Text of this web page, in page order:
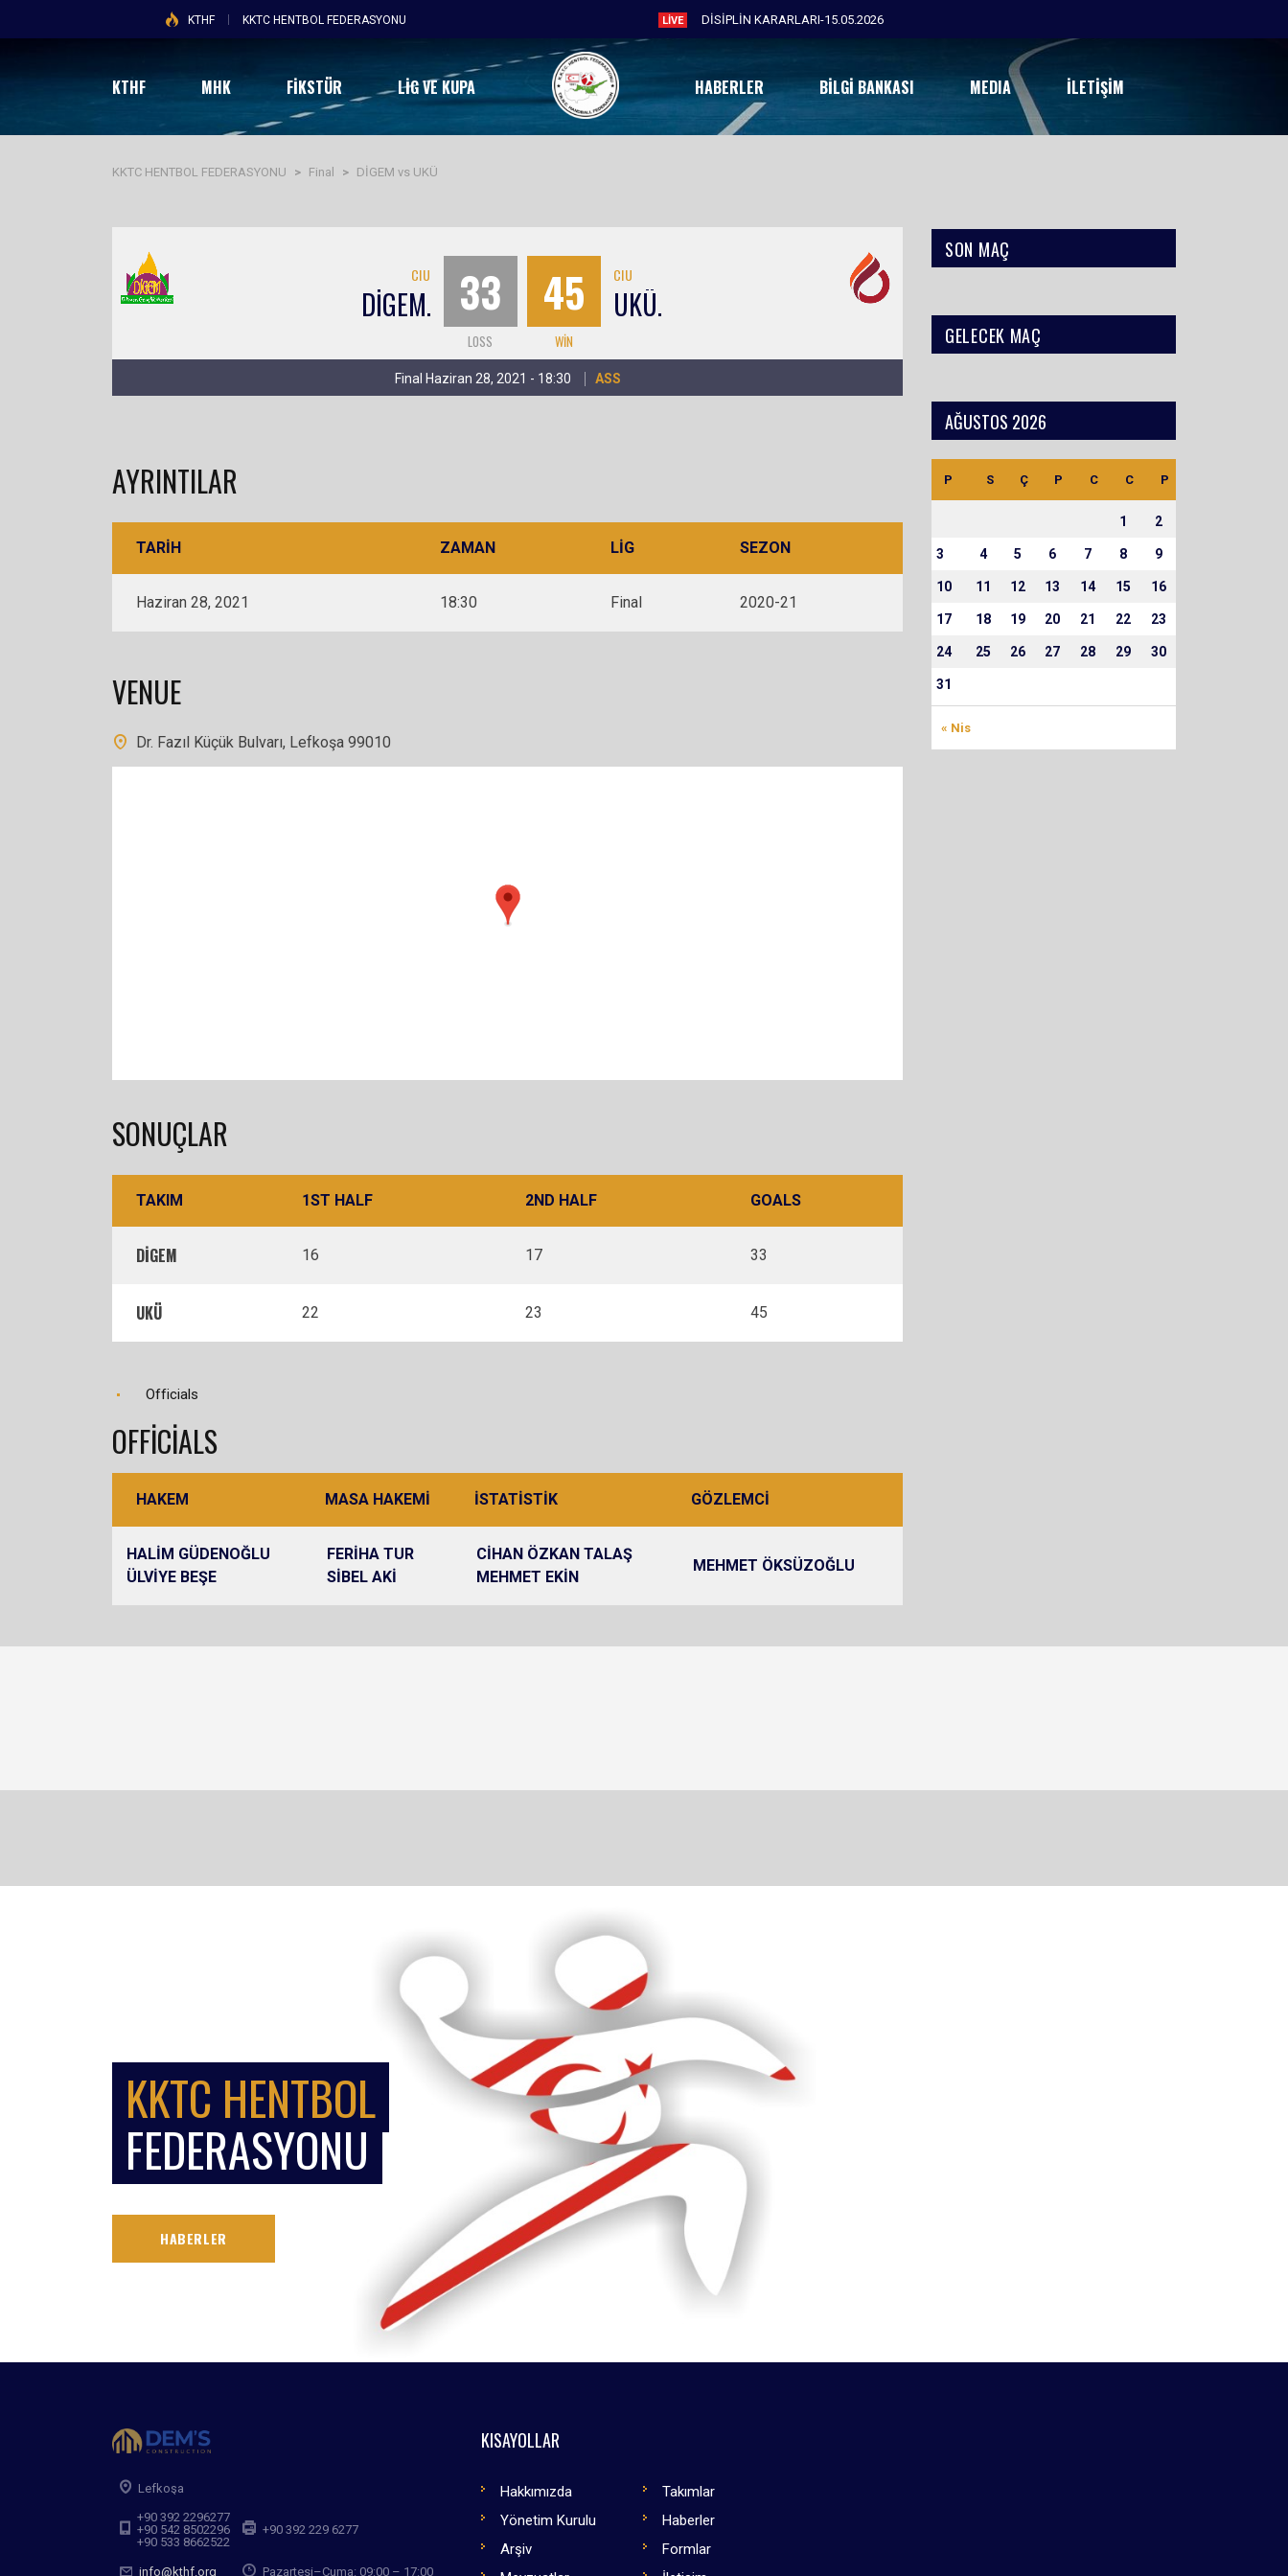
KTHF KKTC HENTBOL FEDERASYONU LIVE DİSİPLİN KARARLARI-15.05.2026
KTHF MHK FİKSTÜR LIG VE KUPA HABERLER BILGI BANKASI MEDIA İLETIŞIM
KKTC HENTBOL FEDERASYONU > Final > DİGEM vs UKÜ
CIU
DİGEM. 33
LOSS
45
WIN
CIU
UKÜ.
Final Haziran 28, 2021 - 18:30 ASS
AYRINTILAR
TARIH ZAMAN LIG SEZON
Haziran 28, 2021 18:30 Final 2020-21
VENUE
Dr. Fazıl Küçük Bulvarı, Lefkoşa 99010
SONUÇLAR
TAKIM 1ST HALF 2ND HALF GOALS
DİGEM 16 17 33
UKÜ 22 23 45
Officials
OFFICIALS
HAKEM MASA HAKEMİ İSTATİSTİK GÖZLEMCİ
HALİM GÜDENOĞLU
ÜLVİYE BEŞE
FERİHA TUR
SİBEL AKİ
CİHAN ÖZKAN TALAŞ
MEHMET EKİN
MEHMET ÖKSÜZOĞLU
SON MAÇ
GELECEK MAÇ
AĞUSTOS 2026
P S Ç P C C P
« Nis
1 2
3 4 5 6 7 8 9
10 11 12 13 14 15 16
17 18 19 20 21 22 23
24 25 26 27 28 29 30
31
KKTC HENTBOL
FEDERASYONU
HABERLER
Lefkoşa
+90 392 2296277
+90 542 8502296
+90 533 8662522
+90 392 229 6277
info@kthf.org Pazartesi–Cuma: 09:00 – 17:00
KISAYOLLAR
Hakkımızda
Takımlar
Yönetim Kurulu
Haberler
Arşiv
Formlar